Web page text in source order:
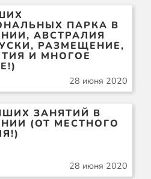
ПАРКА В
АВСТРАЛИЯ
РАЗМЕЩЕНИЕ,
И МНОГОЕ
28 июня 2020
ЗАНЯТИЙ В
(ОТ МЕСТНОГО
28 июня 2020